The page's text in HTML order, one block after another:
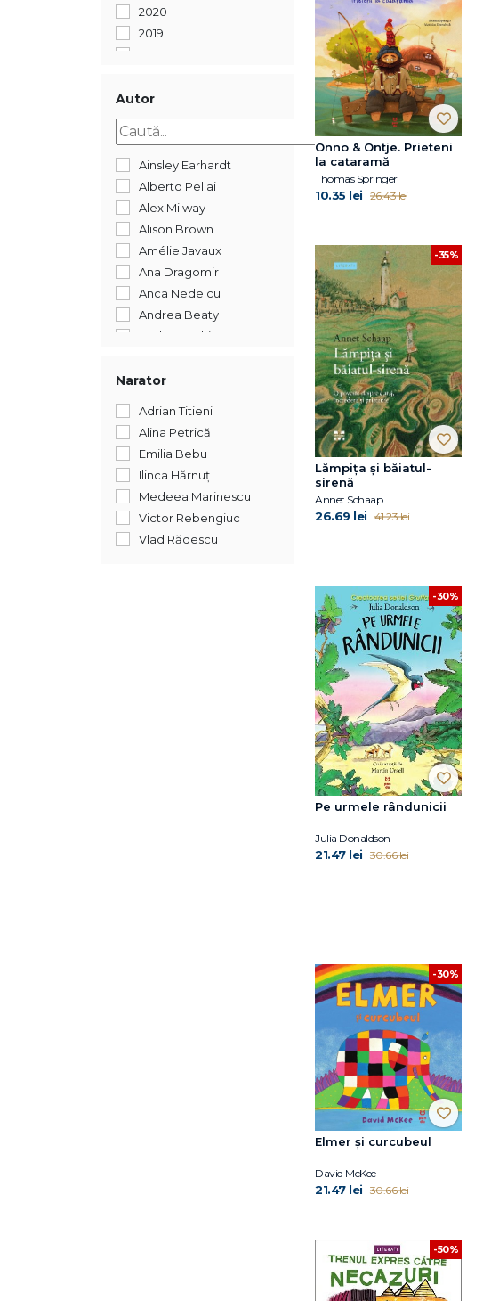
2020
2019
2016
2015
Autor
Ainsley Earhardt
Alberto Pellai
Alex Milway
Alison Brown
Amélie Javaux
Ana Dragomir
Anca Nedelcu
Andrea Beaty
Andreea Chiru-Maga
Andreea Lițescu
Antoon Krings
Narator
Adrian Titieni
Alina Petrică
Emilia Bebu
Ilinca Hărnuț
Medeea Marinescu
Victor Rebengiuc
Vlad Rădescu
Onno & Ontje. Prieteni
la cataramă
Thomas Springer
10.35 lei 26.43 lei
-35%
Lămpița și băiatul-
sirenă
Annet Schaap
26.69 lei 41.23 lei
-30%
Pe urmele rândunicii
Julia Donaldson
21.47 lei 30.66 lei
-30%
Elmer și curcubeul
David McKee
21.47 lei 30.66 lei
-50%